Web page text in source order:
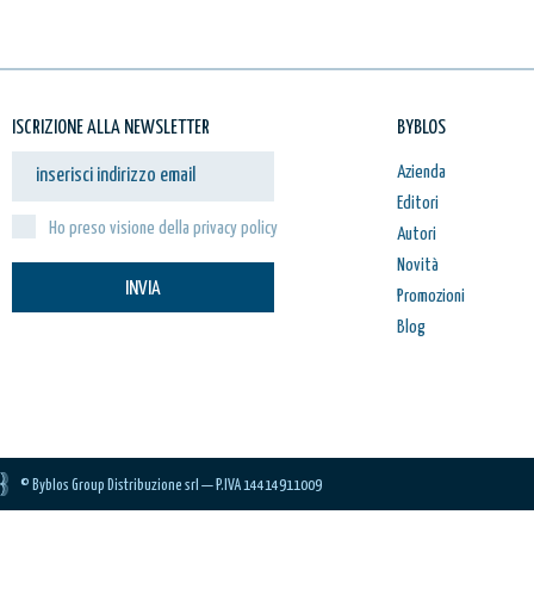
ISCRIZIONE ALLA NEWSLETTER
Ho preso visione della privacy policy
INVIA
BYBLOS
Azienda
Editori
Autori
Novità
Promozioni
Blog
© Byblos Group Distribuzione srl — P.IVA 14414911009